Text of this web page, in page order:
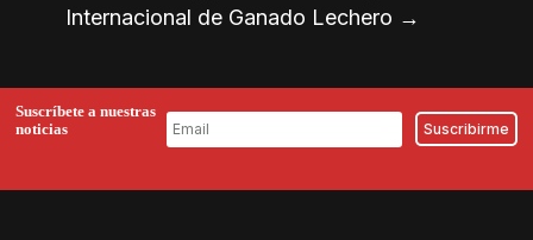
Internacional de Ganado Lechero →
Suscríbete a nuestras
noticias